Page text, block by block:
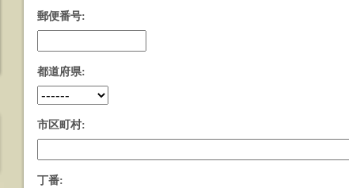
郵便番号:
都道府県:
市区町村:
丁番: